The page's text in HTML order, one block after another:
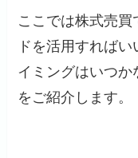
ここでは株式売
ドを活用すれば
イミングはいつ
をご紹介します。